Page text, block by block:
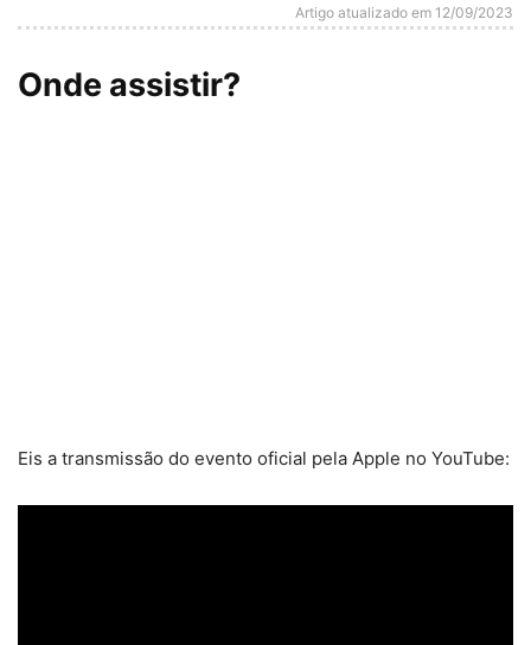
Artigo atualizado em 12/09/2023
Onde assistir?
Eis a transmissão do evento oficial pela Apple no YouTube: